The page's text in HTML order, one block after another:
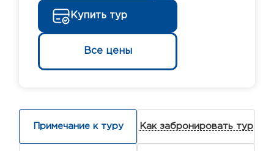
Купить тур
Все цены
Примечание к туру Как забронировать тур